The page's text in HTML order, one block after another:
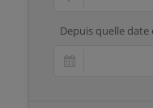
Depuis quelle date